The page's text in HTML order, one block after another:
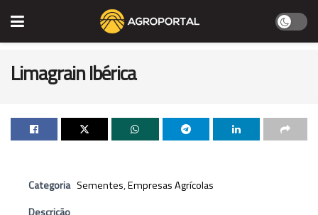
Limagrain Ibérica
Categoria Sementes,Empresas Agrícolas